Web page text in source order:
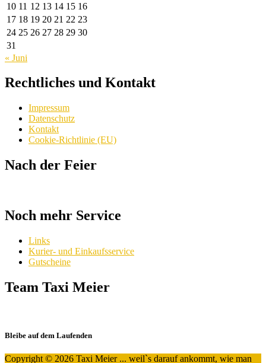
10 11 12 13 14 15 16
17 18 19 20 21 22 23
24 25 26 27 28 29 30
31
« Juni
Rechtliches und Kontakt
Impressum
Datenschutz
Kontakt
Cookie-Richtlinie (EU)
Nach der Feier
Noch mehr Service
Links
Kurier- und Einkaufsservice
Gutscheine
Team Taxi Meier
Bleibe auf dem Laufenden
Copyright © 2026 Taxi Meier ... weil`s darauf ankommt, wie man